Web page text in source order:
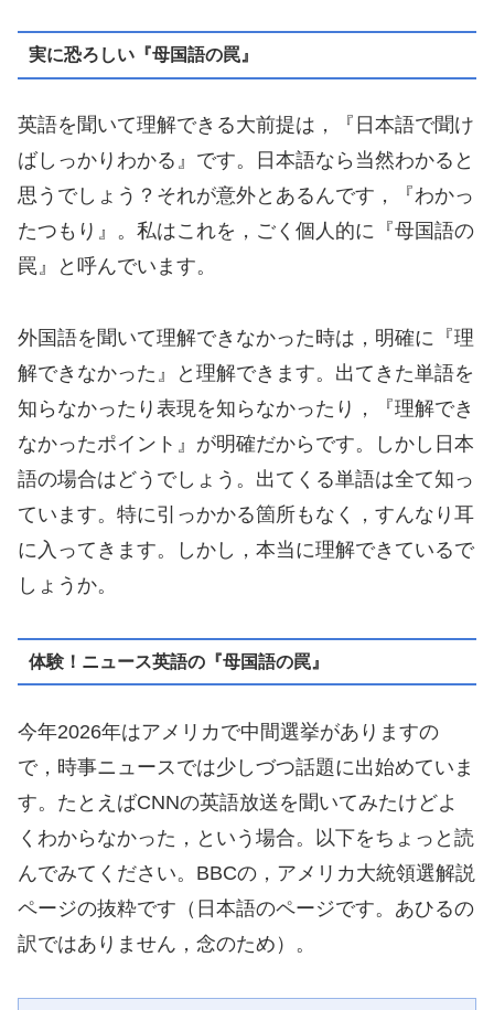
実に恐ろしい『母国語の罠』
英語を聞いて理解できる大前提は，『日本語で聞け
ばしっかりわかる』です。日本語なら当然わかると
思うでしょう？それが意外とあるんです，『わかっ
たつもり』。私はこれを，ごく個人的に『母国語の
罠』と呼んでいます。
外国語を聞いて理解できなかった時は，明確に『理
解できなかった』と理解できます。出てきた単語を
知らなかったり表現を知らなかったり，『理解でき
なかったポイント』が明確だからです。しかし日本
語の場合はどうでしょう。出てくる単語は全て知っ
ています。特に引っかかる箇所もなく，すんなり耳
に入ってきます。しかし，本当に理解できているで
しょうか。
体験！ニュース英語の『母国語の罠』
今年2026年はアメリカで中間選挙がありますの
で，時事ニュースでは少しづつ話題に出始めていま
す。たとえばCNNの英語放送を聞いてみたけどよ
くわからなかった，という場合。以下をちょっと読
んでみてください。BBCの，アメリカ大統領選解説
ページの抜粋です（日本語のページです。あひるの
訳ではありません，念のため）。